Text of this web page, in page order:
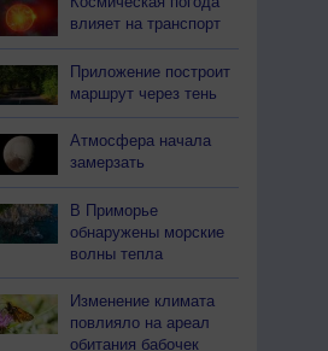
влияет на транспорт
Приложение построит
маршрут через тень
Атмосфера начала
замерзать
В Приморье
обнаружены морские
волны тепла
Изменение климата
повлияло на ареал
обитания бабочек